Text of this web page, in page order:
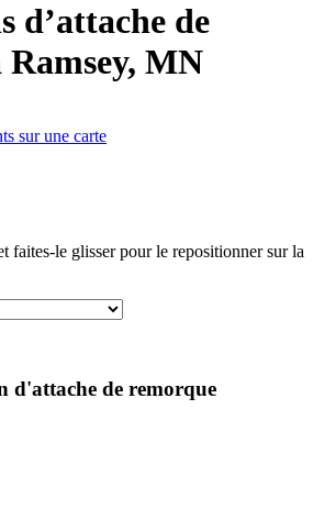
d’attache de
Ramsey, MN
sur une carte
faites-le glisser pour le repositionner sur la
d'attache de remorque